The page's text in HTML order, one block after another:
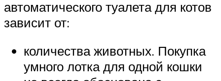
автоматического туалета для котов
зависит от:
количества животных. Покупка
умного лотка для одной кошки